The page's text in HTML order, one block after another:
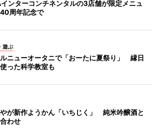
ンターコンチネンタルの3店舗が限定メニュ
周年記念で
遊ぶ
ニューオータニで「おーたに夏祭り」 縁日
った科学教室も
が新作ようかん「いちじく」 純米吟醸酒と
わせ